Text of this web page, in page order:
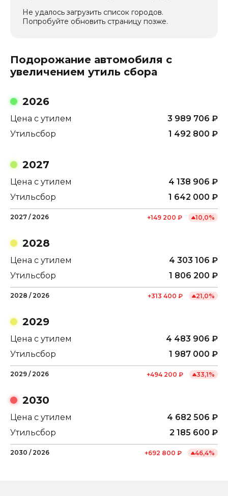
Не удалось загрузить список городов.
Попробуйте обновить страницу позже.
Подорожание автомобиля с
увеличением утиль сбора
2026
Цена с утилем 3 989 706 ₽
Утильсбор
1 492 800 ₽
2027
Цена с утилем 4 138 906 ₽
Утильсбор
1 642 000 ₽
2027 / 2026 +149 200 ₽ 10,0%
2028
Цена с утилем 4 303 106 ₽
Утильсбор
1 806 200 ₽
2028 / 2026 +313 400 ₽ 21,0%
2029
Цена с утилем 4 483 906 ₽
Утильсбор
1 987 000 ₽
2029 / 2026 +494 200 ₽ 33,1%
2030
Цена с утилем 4 682 506 ₽
Утильсбор
2 185 600 ₽
2030 / 2026 +692 800 ₽ 46,4%